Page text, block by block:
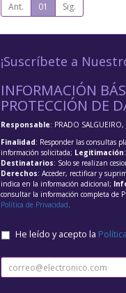
Ant. 01 Sig.
¡Suscríbete a
INFORMACIÓN
PROTECCIÓN DE
Responsable: PRADO SALGUEIRO,
Finalidad: Responder las consultas
información solicitada; Legitimación
Destinatarios: Solo se realizan
Derechos: Acceder, rectificar y
indica en la información adicional;
consultar la información completa de
Política de Privacidad.
He leído y acepto la